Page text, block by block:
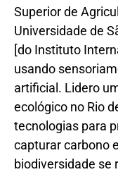
Superior de
Universidade de
[do Instituto
usando
artificial. Lidero
ecológico no Rio
tecnologias para
capturar carbono
biodiversidade se